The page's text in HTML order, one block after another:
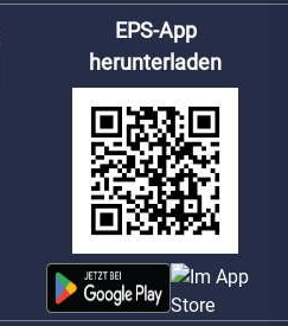
EPS-App
herunterladen